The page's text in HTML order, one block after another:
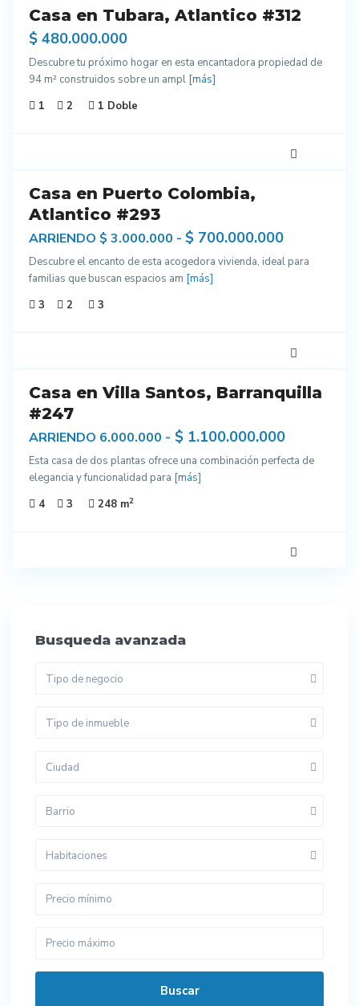
Casa en Tubara, Atlantico #312
$ 480.000.000
Descubre tu próximo hogar en esta encantadora propiedad de
94 m² construidos sobre un ampl [más]
1
2 1 Doble
Casa en Puerto Colombia,
Atlantico #293
ARRIENDO $ 3.000.000 - $ 700.000.000
Descubre el encanto de esta acogedora vivienda, ideal para
familias que buscan espacios am [más]
3
2 3
Casa en Villa Santos, Barranquilla
#247
ARRIENDO 6.000.000 - $ 1.100.000.000
Esta casa de dos plantas ofrece una combinación perfecta de
elegancia y funcionalidad para [más]
4
3 248 m2
Busqueda avanzada
Tipo de negocio
Tipo de inmueble
Ciudad
Barrio
Habitaciones
Buscar